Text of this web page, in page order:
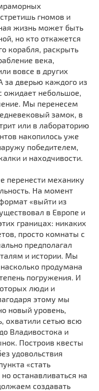
гномов и
жизнь может быть
но кто откажется
корабля, раскрыть
века,
вовсе в других
за дверью каждого из
ожидает небольшое,
Мы перенесем
замок, в
или в лабораторию
накопилось уже
победителем,
и находчивости.
перенести механику
На момент
«выйти из
в Европе и
границах: никаких
просто комнаты с
предполагал
и истории. Мы
продумана
погружения. И
люди и
этому мы
новый уровень,
охватили сетью всю
Владивостока и
Построив квесты
удовольствия
«стать
останавливаться на
создавать